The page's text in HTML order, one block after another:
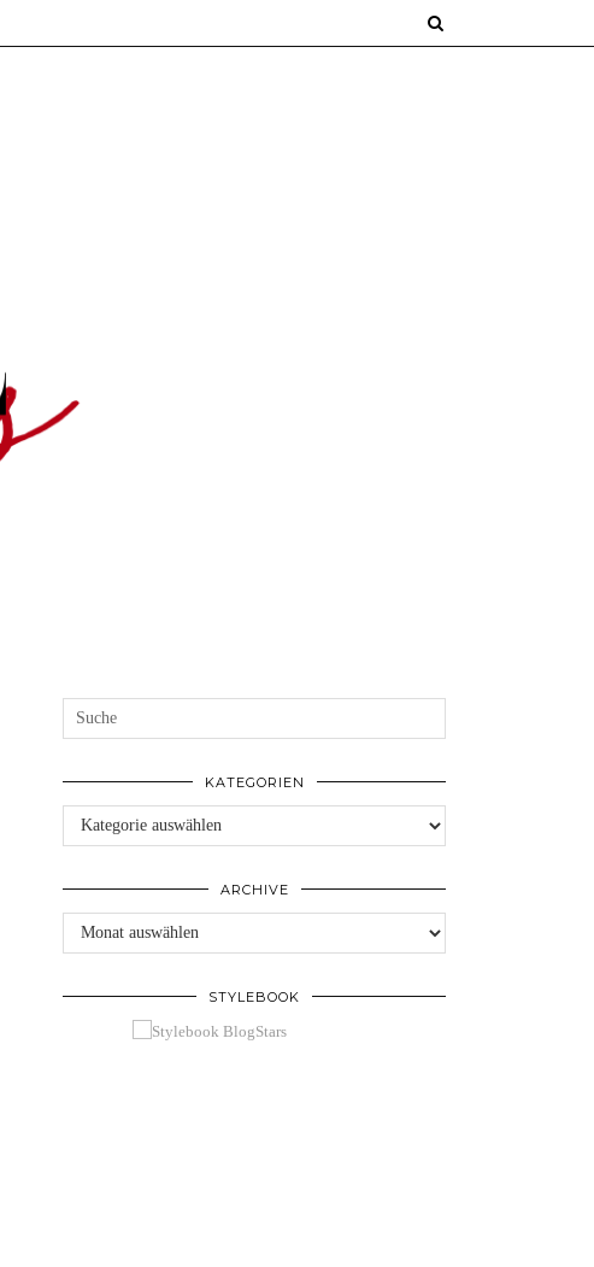
KATEGORIEN
Kategorien
ARCHIVE
Archive
STYLEBOOK